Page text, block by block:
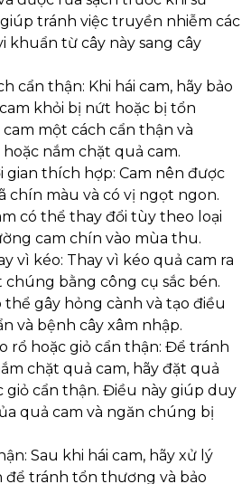
tránh việc truyền nhiễm các
khuẩn từ cây này sang cây
cẩn thận: Khi hái cam, hãy bảo
khỏi bị nứt hoặc bị tổn
một cách cẩn thận và
nắm chặt quả cam.
gian thích hợp: Cam nên được
chín màu và có vị ngọt ngon.
có thể thay đổi tùy theo loại
cam chín vào mùa thu.
vì kéo: Thay vì kéo quả cam ra
chúng bằng công cụ sắc bén.
thể gây hỏng cành và tạo điều
và bệnh cây xâm nhập.
rổ hoặc giỏ cẩn thận: Để tránh
chặt quả cam, hãy đặt quả
giỏ cẩn thận. Điều này giúp duy
quả cam và ngăn chúng bị
Sau khi hái cam, hãy xử lý
để tránh tổn thương và bảo